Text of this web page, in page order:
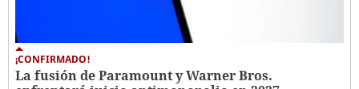
¡CONFIRMADO!
La fusión de Paramount y Warner Bros.